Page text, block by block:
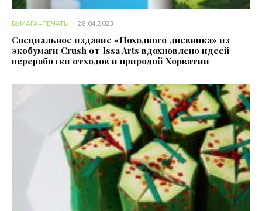
БУМАГА+ПЕЧАТЬ · 28.04.2023
Специальное издание «Походного дневника» из
экобумаги Crush от Issa Arts вдохновлено идеей
переработки отходов и природой Хорватии